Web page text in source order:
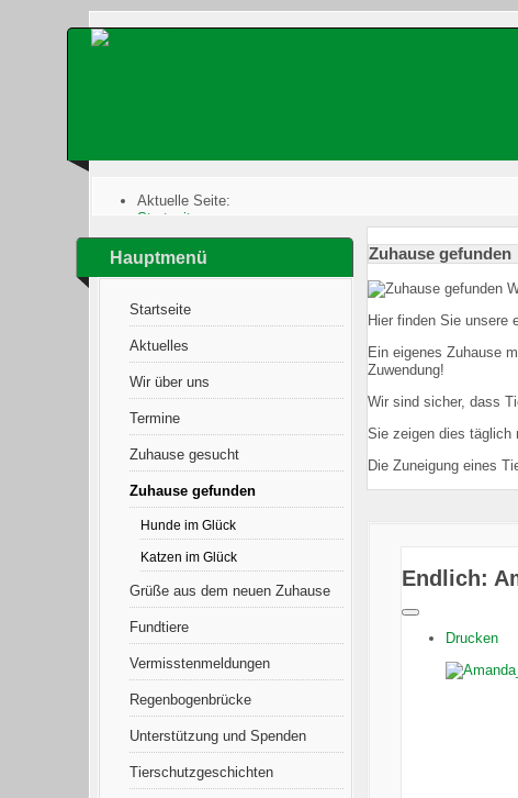
Aktuelle Seite:
Startseite
Zuhause gefunden :
Endlich: Amanda hat ein Zuhause gefunden
Hauptmenü
Startseite
Aktuelles
Wir über uns
Termine
Zuhause gesucht
Zuhause gefunden
Hunde im Glück
Katzen im Glück
Grüße aus dem neuen Zuhause
Fundtiere
Vermisstenmeldungen
Regenbogenbrücke
Unterstützung und Spenden
Tierschutzgeschichten
Zuhause gefunden
Hier finden Sie unsere
Ein eigenes Zuhause
Zuwendung!
Wir sind sicher, dass
Sie zeigen dies täglich
Die Zuneigung eines
Endlich:
Drucken